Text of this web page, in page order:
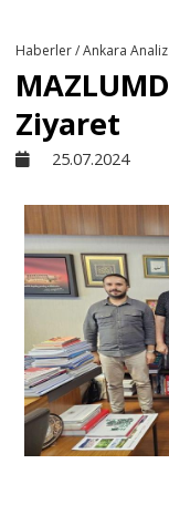
Haberler / Ankara Analiz
Ziyaret
25.07.2024